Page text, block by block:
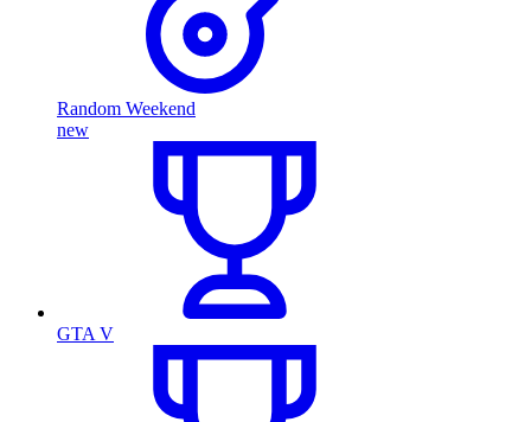
Random Weekend
new
GTA V